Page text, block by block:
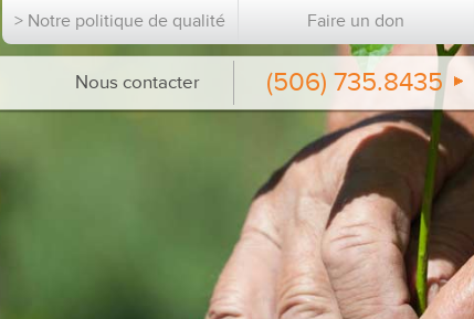
> Notre politique de qualité Faire un don
Nous contacter (506) 735.8435